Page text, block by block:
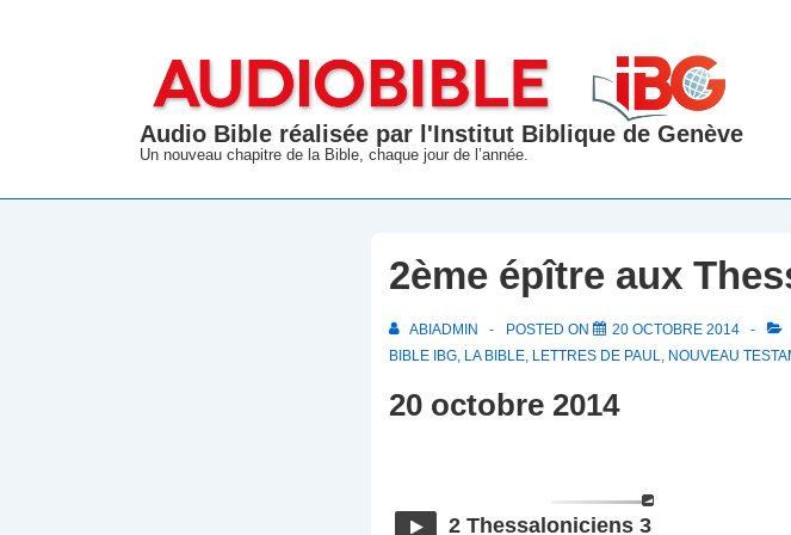
Audio Bible réalisée par l'Institut Biblique de Genève
Un nouveau chapitre de la Bible, chaque jour de l’année.
2ème épître aux
ABIADMIN POSTED ON 20 OCTOBRE 2014
BIBLE IBG, LA BIBLE, LETTRES DE PAUL, NOUVEAU
20 octobre 2014
2 Thessaloniciens 3